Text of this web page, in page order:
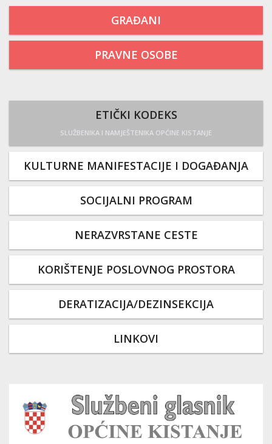
GRAĐANI
PRAVNE OSOBE
ETIČKI KODEKS
SLUŽBENIKA I NAMJEŠTENIKA OPĆINE KISTANJE
KULTURNE MANIFESTACIJE I DOGAĐANJA
SOCIJALNI PROGRAM
NERAZVRSTANE CESTE
KORIŠTENJE POSLOVNOG PROSTORA
DERATIZACIJA/DEZINSEKCIJA
LINKOVI